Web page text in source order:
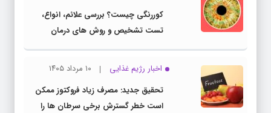
کوررنگی چیست؟ بررسی علائم، انواع،
تست تشخیص و روش های درمان
اخبار رژیم غذایی
۱۰ مرداد ۱۴۰۵
تحقیق جدید: مصرف زیاد فروکتوز ممکن
است خطر گسترش برخی سرطان ها را